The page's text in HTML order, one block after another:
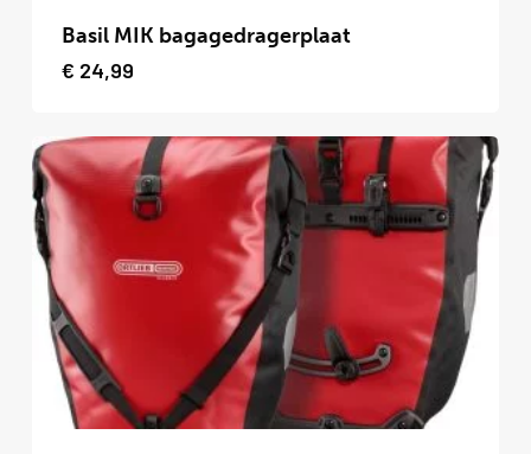
product
heeft
Deze
optie
kan
gekozen
worden
op
de
productpagina
Basil MIK bagagedragerplaat
€ 24,99